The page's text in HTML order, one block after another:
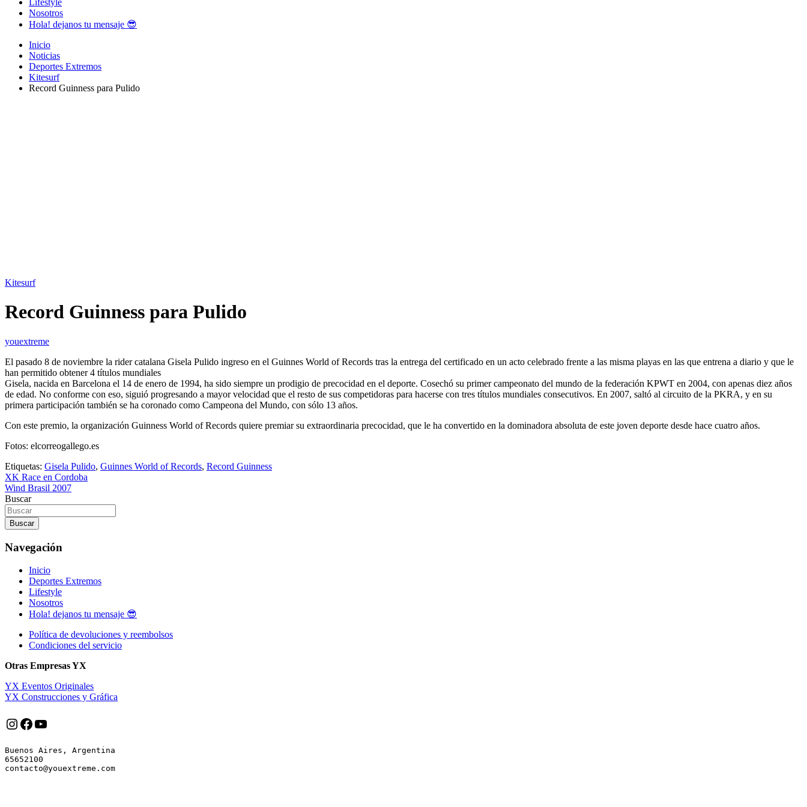
Lifestyle
Nosotros
Hola! dejanos tu mensaje 😎
Inicio
Noticias
Deportes Extremos
Kitesurf
Record Guinness para Pulido
Kitesurf
Record Guinness para Pulido
youextreme
El pasado 8 de noviembre la rider catalana Gisela Pulido ingreso en el Guinnes World of Records tras la entrega del certificado en un acto celebrado frente a las misma playas en las que entrena a diario y que le
han permitido obtener 4 títulos mundiales
Gisela, nacida en Barcelona el 14 de enero de 1994, ha sido siempre un prodigio de precocidad en el deporte. Cosechó su primer campeonato del mundo de la federación KPWT en 2004, con apenas diez años
de edad. No conforme con eso, siguió progresando a mayor velocidad que el resto de sus competidoras para hacerse con tres títulos mundiales consecutivos. En 2007, saltó al circuito de la PKRA, y en su
primera participación también se ha coronado como Campeona del Mundo, con sólo 13 años.
Con este premio, la organización Guinness World of Records quiere premiar su extraordinaria precocidad, que le ha convertido en la dominadora absoluta de este joven deporte desde hace cuatro años.
Fotos: elcorreogallego.es
Etiquetas: Gisela Pulido, Guinnes World of Records, Record Guinness
Navegación
de
entradas
XK Race en Cordoba
Wind Brasil 2007
Buscar
Buscar
Navegación
Inicio
Deportes Extremos
Lifestyle
Nosotros
Hola! dejanos tu mensaje 😎
Política de devoluciones y reembolsos
Condiciones del servicio
Otras Empresas YX
YX Eventos Originales
YX Construcciones y Gráfica
Instagram
Facebook
YouTube
Buenos Aires, Argentina
65652100